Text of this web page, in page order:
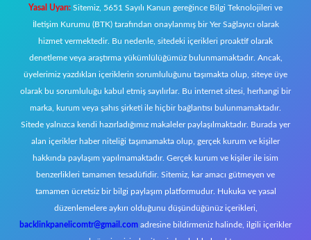
Yasal Uyarı: Sitemiz, 5651 Sayılı Kanun gereğince Bilgi Teknolojileri ve
İletişim Kurumu (BTK) tarafından onaylanmış bir Yer Sağlayıcı olarak
hizmet vermektedir. Bu nedenle, sitedeki içerikleri proaktif olarak
denetleme veya araştırma yükümlülüğümüz bulunmamaktadır. Ancak,
üyelerimiz yazdıkları içeriklerin sorumluluğunu taşımakta olup, siteye üye
olarak bu sorumluluğu kabul etmiş sayılırlar. Bu internet sitesi, herhangi bir
marka, kurum veya şahıs şirketi ile hiçbir bağlantısı bulunmamaktadır.
Sitede yalnızca kendi hazırladığımız makaleler paylaşılmaktadır. Burada yer
alan içerikler haber niteliği taşımamakta olup, gerçek kurum ve kişiler
hakkında paylaşım yapılmamaktadır. Gerçek kurum ve kişiler ile isim
benzerlikleri tamamen tesadüfidir. Sitemiz, kar amacı gütmeyen ve
tamamen ücretsiz bir bilgi paylaşım platformudur. Hukuka ve yasal
düzenlemelere aykırı olduğunu düşündüğünüz içerikleri,
backlinkpanelicomtr@gmail.com adresine bildirmeniz halinde, ilgili içerikler